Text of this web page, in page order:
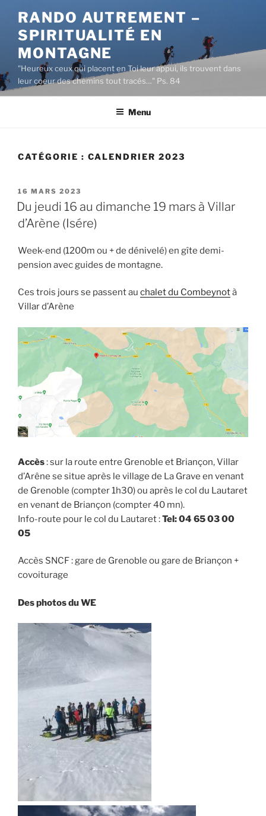
contenu
principal
RANDO AUTREMENT –
SPIRITUALITÉ EN
MONTAGNE
"Heureux ceux qui placent en Toi leur appui, ils trouvent dans
leur coeur des chemins tout tracés…" Ps. 84
Menu
CATÉGORIE : CALENDRIER 2023
PUBLIÉ
LE
16 MARS 2023
Du jeudi 16 au dimanche 19 mars à Villar
d’Arène (Isére)
Week-end (1200m ou + de dénivelé) en gîte demi-
pension avec guides de montagne.
Ces trois jours se passent au chalet du Combeynotà
Villar d’Arène
Accès: sur la route entre Grenoble et Briançon, Villar
d’Arêne se situe après le village de La Grave en venant
de Grenoble (compter 1h30) ou après le col du Lautaret
en venant de Briançon (compter 40 mn).
Info-route pour le col du Lautaret :Tel:04 65 03 00
05
Accès SNCF : gare de Grenoble ou gare de Briançon +
covoiturage
Des photos du WE